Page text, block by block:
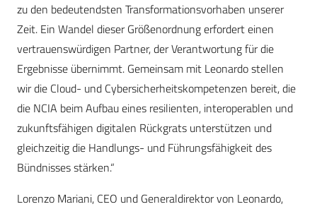
zu den bedeutendsten Transformationsvorhaben unserer
Zeit. Ein Wandel dieser Größenordnung erfordert einen
vertrauenswürdigen Partner, der Verantwortung für die
Ergebnisse übernimmt. Gemeinsam mit Leonardo stellen
wir die Cloud- und Cybersicherheitskompetenzen bereit, die
die NCIA beim Aufbau eines resilienten, interoperablen und
zukunftsfähigen digitalen Rückgrats unterstützen und
gleichzeitig die Handlungs- und Führungsfähigkeit des
Bündnisses stärken.“
Lorenzo Mariani, CEO und Generaldirektor von Leonardo,